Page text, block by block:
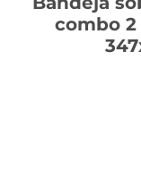
combo